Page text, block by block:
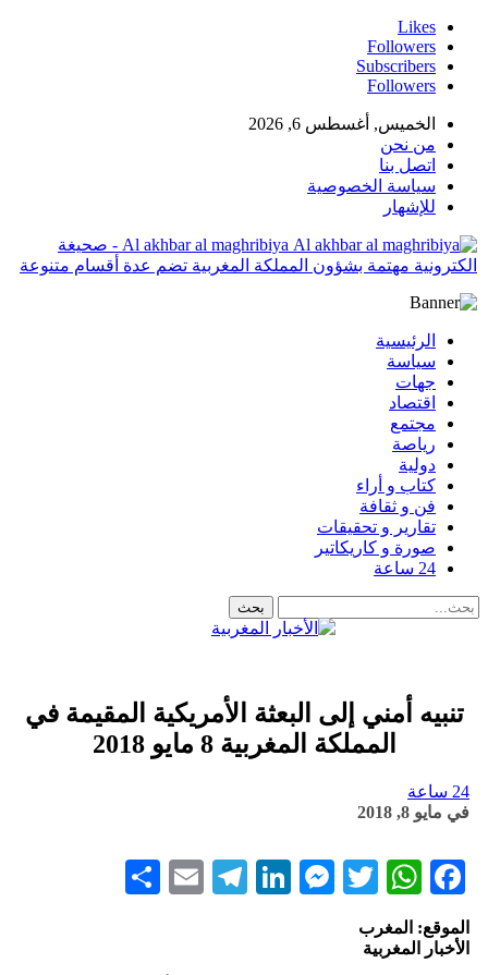
Likes
Followers
Subscribers
Followers
الخميس, أغسطس 6, 2026
من نحن
اتصل بنا
سياسة الخصوصية
للإشهار
Al akhbar al maghribiya - صحيغة
الكترونية مهتمة بشؤون المملكة المغربية تضم عدة أقسام متنوعة
الرئيسية
سياسة
جهات
اقتصاد
مجتمع
رياصة
دولية
كتاب و أراء
فن و ثقافة
تقارير و تحقيقات
صورة و كاريكاتير
24 ساعة
تنبيه أمني إلى البعثة الأمريكية المقيمة في
المملكة المغربية 8 مايو 2018
24 ساعة
في مايو 8, 2018
Facebook
WhatsApp
Twitter
Messenger
LinkedIn
Telegram
Email
الموقع: المغرب
الأخبار المغربية